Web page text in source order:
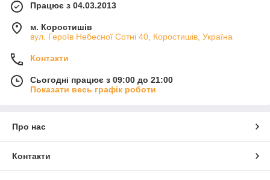
Працює з 04.03.2013
м. Коростишів
вул. Героїв Небесної Сотні 40, Коростишів, Україна
Контакти
Сьогодні працює з 09:00 до 21:00
Показати весь графік роботи
Про нас
Контакти